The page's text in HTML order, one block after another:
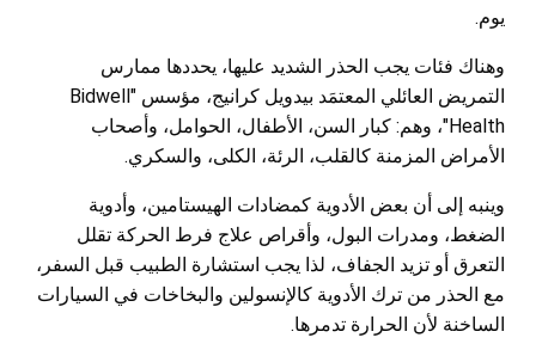
يوم.
وهناك فئات يجب الحذر الشديد عليها، يحددها ممارس
التمريض العائلي المعتمَد بيدويل كرانيج، مؤسس "Bidwell
Health"، وهم: كبار السن، الأطفال، الحوامل، وأصحاب
الأمراض المزمنة كالقلب، الرئة، الكلى، والسكري.
وينبه إلى أن بعض الأدوية كمضادات الهيستامين، وأدوية
الضغط، ومدرات البول، وأقراص علاج فرط الحركة تقلل
التعرق أو تزيد الجفاف، لذا يجب استشارة الطبيب قبل السفر،
مع الحذر من ترك الأدوية كالإنسولين والبخاخات في السيارات
الساخنة لأن الحرارة تدمرها.